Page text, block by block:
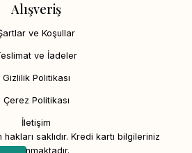
Alışveriş
ve Koşullar
ve İadeler
Gizlilik Politikası
Çerez Politikası
İletişim
saklıdır. Kredi kartı bilgileriniz
korunmaktadır.